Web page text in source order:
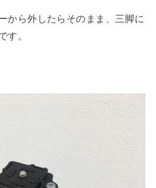
から外したらそのまま、三脚に
す。